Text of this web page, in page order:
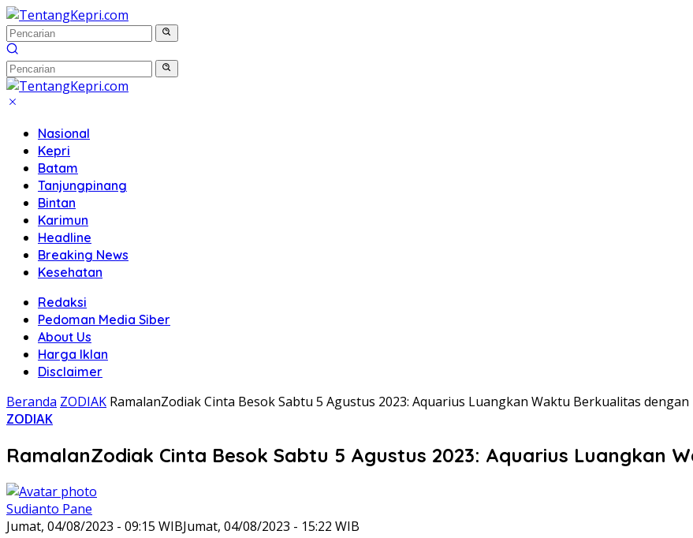
Langsung
ke
konten
Nasional
Kepri
Batam
Tanjungpinang
Bintan
Karimun
Headline
Breaking News
Kesehatan
Redaksi
Pedoman Media Siber
About Us
Harga Iklan
Disclaimer
Beranda ZODIAK RamalanZodiak Cinta Besok Sabtu 5 Agustus 2023: Aquarius Luangkan Waktu Berkualitas dengan
ZODIAK
RamalanZodiak Cinta Besok Sabtu 5 Agustus 2023: Aquarius Luangkan
Sudianto Pane
Jumat, 04/08/2023 - 09:15 WIBJumat, 04/08/2023 - 15:22 WIB